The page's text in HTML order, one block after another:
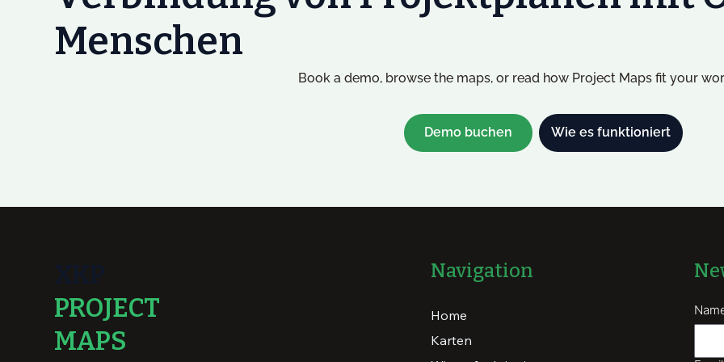
Menschen
Book a demo, browse the maps, or read how Project Maps fit your
Demo buchen Wie es funktioniert
PROJECT
MAPS
Navigation
Home
Karten